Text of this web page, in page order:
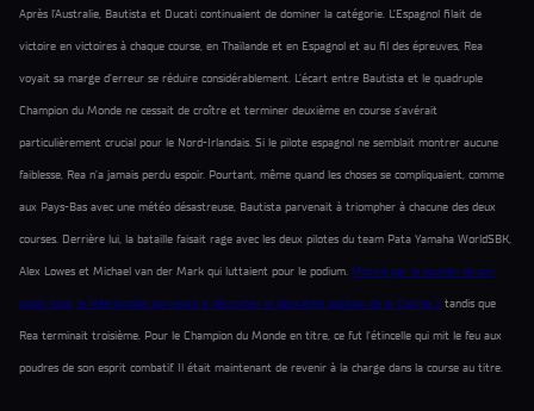
Après l’Australie, Bautista et Ducati continuaient de dominer la catégorie. L’Espagnol filait de
victoire en victoires à chaque course, en Thaïlande et en Espagnol et au fil des épreuves, Rea
voyait sa marge d’erreur se réduire considérablement. L’écart entre Bautista et le quadruple
Champion du Monde ne cessait de croître et terminer deuxième en course s’avérait
particulièrement crucial pour le Nord-Irlandais. Si le pilote espagnol ne semblait montrer aucune
faiblesse, Rea n’a jamais perdu espoir. Pourtant, même quand les choses se compliquaient, comme
aux Pays-Bas avec une météo désastreuse, Bautista parvenait à triompher à chacune des deux
courses. Derrière lui, la bataille faisait rage avec les deux pilotes du team Pata Yamaha WorldSBK,
Alex Lowes et Michael van der Mark qui luttaient pour le podium. Motivé par le soutien de son
public local, le Néerlandais parvenait à décrocher la deuxième position de la Course 2 tandis que
Rea terminait troisième. Pour le Champion du Monde en titre, ce fut l’étincelle qui mit le feu aux
poudres de son esprit combatif. Il était maintenant de revenir à la charge dans la course au titre.